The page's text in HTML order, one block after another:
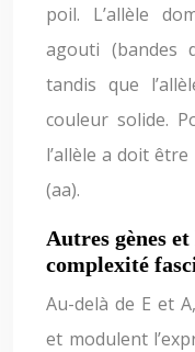
poil. L’allèle
agouti (bandes
tandis que
couleur solide.
l’allèle a doit
(aa).
Autres gènes
complexité
Au-delà de E et
et modulent